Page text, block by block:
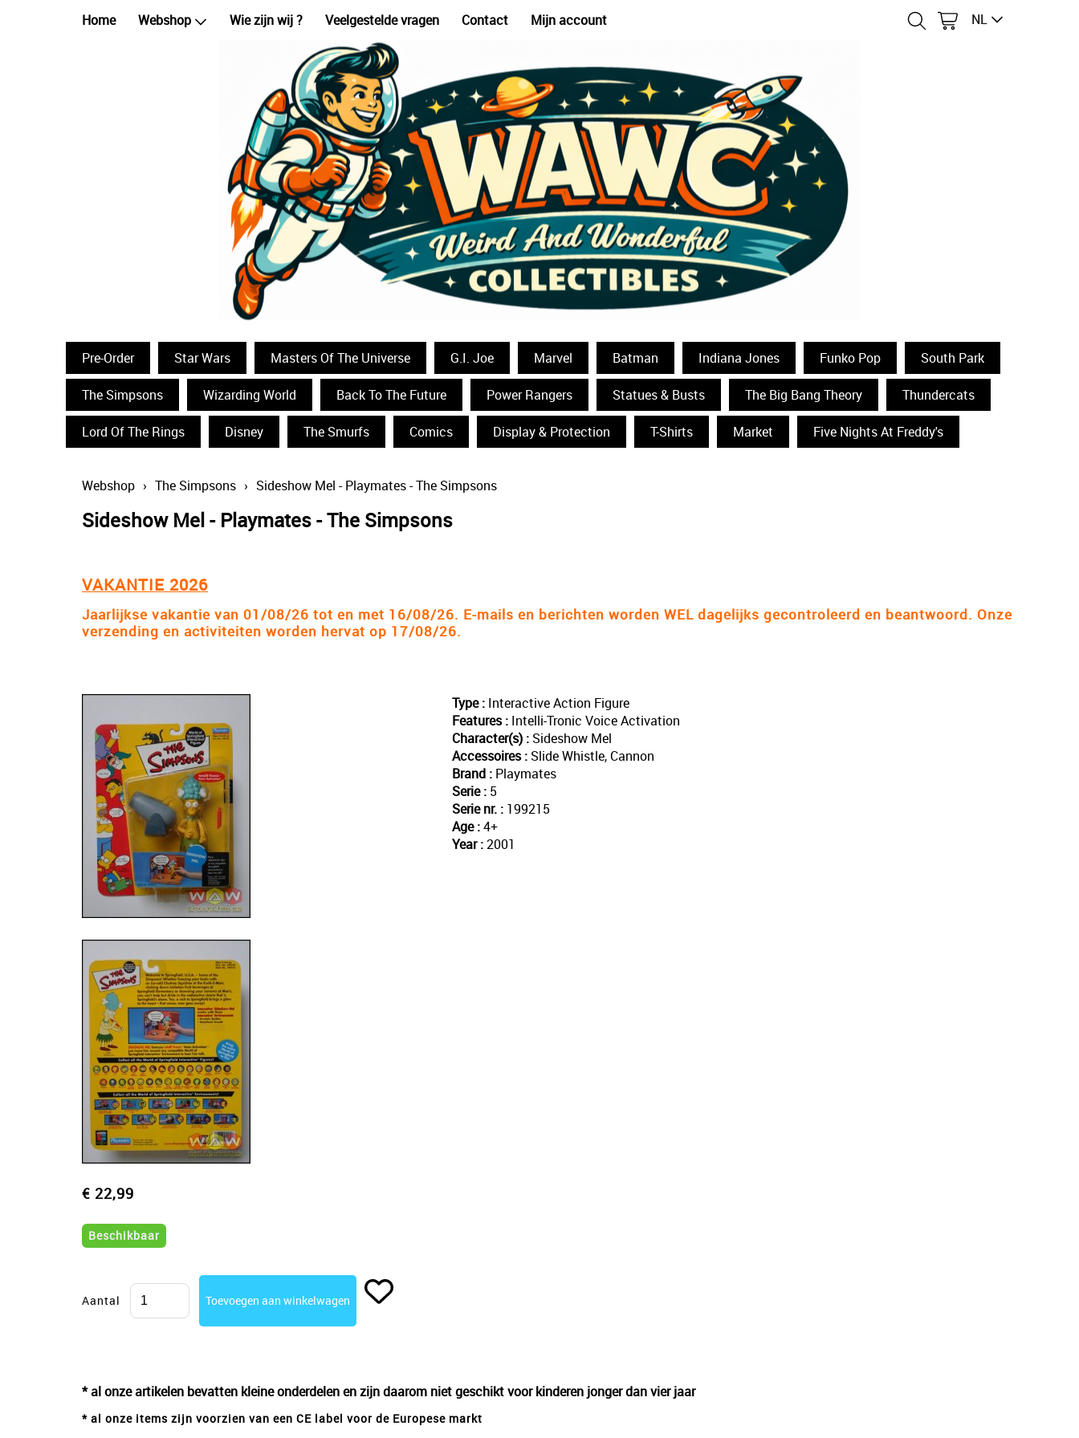
Home Webshop Wie zijn wij ? Veelgestelde vragen Contact Mijn account NL
Pre-Order Star Wars Masters Of The Universe G.I. Joe Marvel Batman Indiana Jones Funko Pop South Park
The Simpsons Wizarding World Back To The Future Power Rangers Statues & Busts The Big Bang Theory Thundercats
Lord Of The Rings Disney The Smurfs Comics Display & Protection T-Shirts Market Five Nights At Freddy's
Webshop › The Simpsons › Sideshow Mel - Playmates - The Simpsons
Sideshow Mel - Playmates - The Simpsons
VAKANTIE 2026
Jaarlijkse vakantie van 01/08/26 tot en met 16/08/26. E-mails en berichten worden WEL dagelijks gecontroleerd en beantwoord. Onze
verzending en activiteiten worden hervat op 17/08/26.
Type : Interactive Action Figure
Features : Intelli-Tronic Voice Activation
Character(s) : Sideshow Mel
Accessoires : Slide Whistle, Cannon
Brand : Playmates
Serie : 5
Serie nr. : 199215
Age :4+
Year :2001
€ 22,99
Beschikbaar
Aantal
* al onze artikelen bevatten kleine onderdelen en zijn daarom niet geschikt voor kinderen jonger dan vier jaar
* al onze items zijn voorzien van een CE label voor de Europese markt